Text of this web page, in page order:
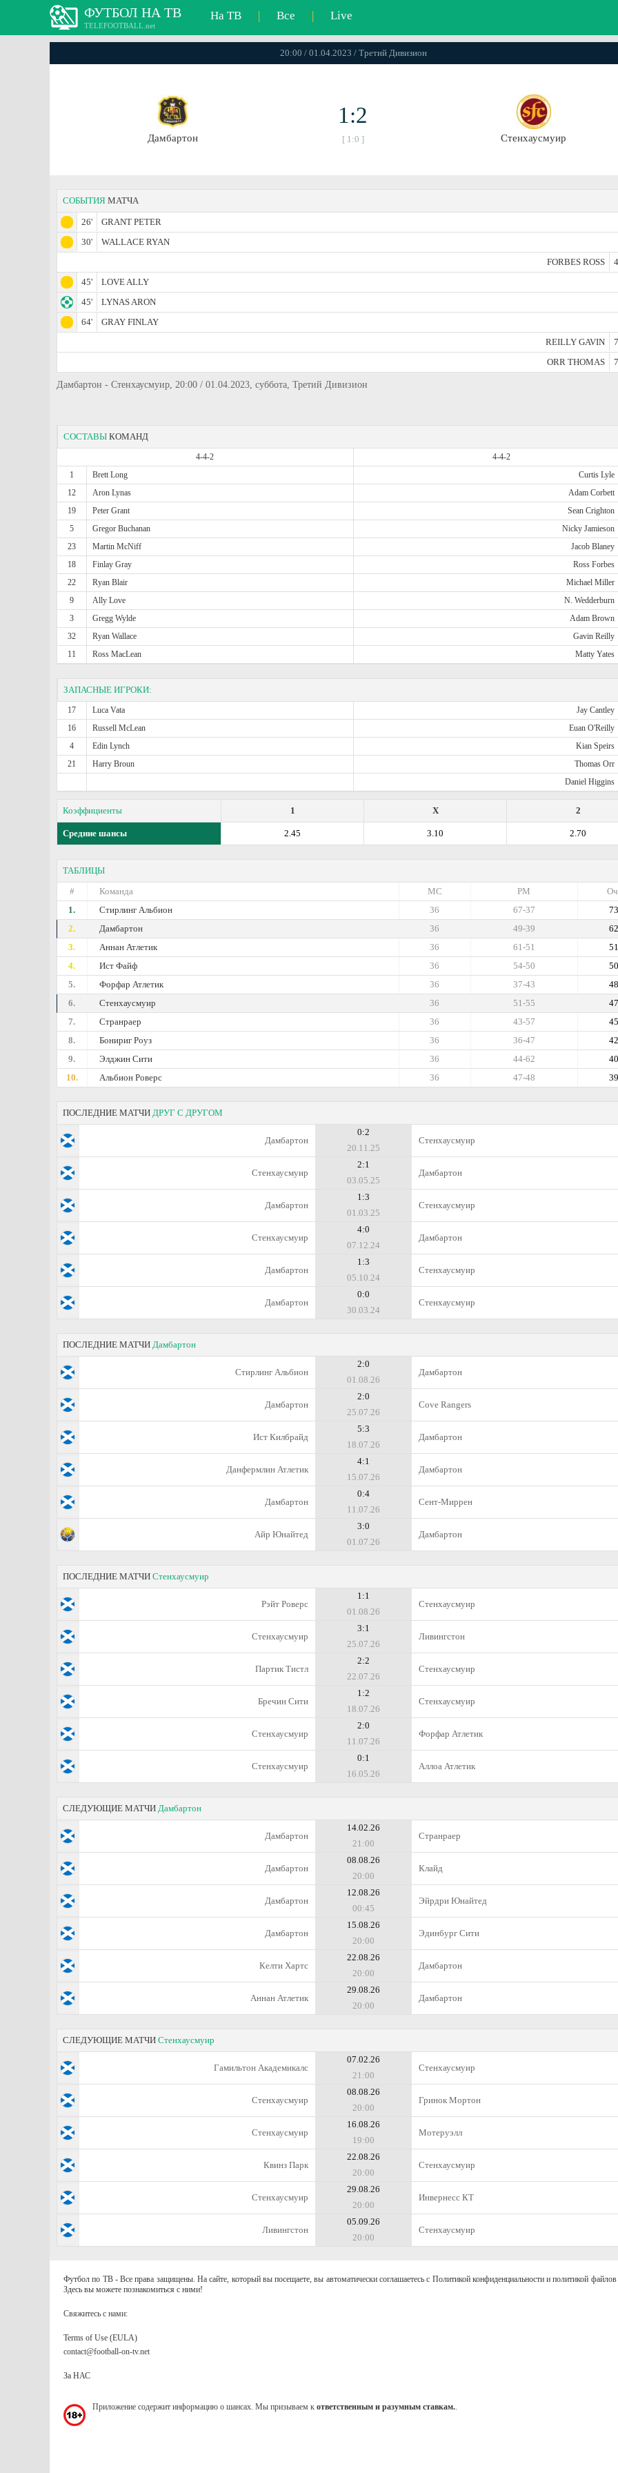
ФУТБОЛ НА ТВ
TELEFOOTBALL.net
На ТВ | Все | Live
20:00 / 01.04.2023 / Третий Дивизион
Дамбартон
1:2
[ 1:0 ] Стенхаусмуир
СОБЫТИЯ МАТЧА
26'
GRANT PETER
30'
WALLACE RYAN
FORBES ROSS
45'
LOVE ALLY
45'
LYNAS ARON
64'
GRAY FINLAY
REILLY GAVIN
ORR THOMAS
Дамбартон - Стенхаусмуир, 20:00 / 01.04.2023, суббота, Третий Дивизион
СОСТАВЫ КОМАНД
4-4-2
4-4-2
1
Brett Long Curtis Lyle
12
Aron Lynas Adam Corbett
19
Peter Grant Sean Crighton
5
Gregor Buchanan Nicky Jamieson
23
Martin McNiff Jacob Blaney
18
Finlay Gray Ross Forbes
22
Ryan Blair Michael Miller
9
Ally Love N. Wedderburn
3
Gregg Wylde Adam Brown
32
Ryan Wallace Gavin Reilly
11
Ross MacLean Matty Yates
ЗАПАСНЫЕ ИГРОКИ:
17 Luca Vata Jay Cantley
16
Russell McLean Euan O'Reilly
4
Edin Lynch Kian Speirs
21
Harry Broun Thomas Orr
Daniel Higgins
Коэффициенты 2
X
1
Средние шансы 2.70
3.10
2.45
ТАБЛИЦЫ
#
Команда РМ
МС
1.
Стирлинг Альбион 73
67-37
36
2.
Дамбартон 62
49-39
36
3.
Аннан Атлетик 51
61-51
36
4.
Ист Файф 50
54-50
36
5.
Форфар Атлетик 48
37-43
36
6.
Стенхаусмуир 47
51-55
36
7.
Странраер 45
43-57
36
8.
Бонириг Роуз 42
36-47
36
9.
Элджин Сити 40
44-62
36
10.
Альбион Роверс 39
47-48
36
ПОСЛЕДНИЕ МАТЧИ ДРУГ С ДРУГОМ
Дамбартон
0:2
20.11.25
Стенхаусмуир
Стенхаусмуир
2:1
03.05.25
Дамбартон
Дамбартон
1:3
01.03.25
Стенхаусмуир
Стенхаусмуир
4:0
07.12.24
Дамбартон
Дамбартон
1:3
05.10.24
Стенхаусмуир
Дамбартон
0:0
30.03.24
Стенхаусмуир
ПОСЛЕДНИЕ МАТЧИ Дамбартон
Стирлинг Альбион
2:0
01.08.26
Дамбартон
Дамбартон
2:0
25.07.26
Cove Rangers
Ист Килбрайд
5:3
18.07.26
Дамбартон
Данфермлин Атлетик
4:1
15.07.26
Дамбартон
Дамбартон
0:4
11.07.26
Сент-Миррен
Айр Юнайтед
3:0
01.07.26
Дамбартон
ПОСЛЕДНИЕ МАТЧИ Стенхаусмуир
Рэйт Роверс
1:1
01.08.26
Стенхаусмуир
Стенхаусмуир
3:1
25.07.26
Ливингстон
Партик Тистл
2:2
22.07.26
Стенхаусмуир
Бречин Сити
1:2
18.07.26
Стенхаусмуир
Стенхаусмуир
2:0
11.07.26
Форфар Атлетик
Стенхаусмуир
0:1
16.05.26
Аллоа Атлетик
СЛЕДУЮЩИЕ МАТЧИ Дамбартон
Дамбартон
14.02.26
21:00
Странраер
Дамбартон
08.08.26
20:00
Клайд
Дамбартон
12.08.26
00:45
Эйрдри Юнайтед
Дамбартон
15.08.26
20:00
Эдинбург Сити
Келти Хартс
22.08.26
20:00
Дамбартон
Аннан Атлетик
29.08.26
20:00
Дамбартон
СЛЕДУЮЩИЕ МАТЧИ Стенхаусмуир
Гамильтон Академикалс
07.02.26
21:00
Стенхаусмуир
Стенхаусмуир
08.08.26
20:00
Гринок Мортон
Стенхаусмуир
16.08.26
19:00
Мотеруэлл
Квинз Парк
22.08.26
20:00
Стенхаусмуир
Стенхаусмуир
29.08.26
20:00
Инвернесс КТ
Ливингстон
05.09.26
20:00
Стенхаусмуир
Футбол по ТВ - Все права защищены. На сайте, который вы посещаете, вы автоматически соглашаетесь с Политикой конфиденциальности и политикой
Здесь вы можете познакомиться с ними!
Свяжитесь с нами:
Terms of Use (EULA)
contact@football-on-tv.net
За НАС
Приложение содержит информацию о шансах. Мы призываем к ответственным и разумным ставкам..